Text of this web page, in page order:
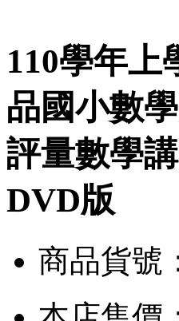
110學年上
品國小數
評量數學
DVD版
商品貨號